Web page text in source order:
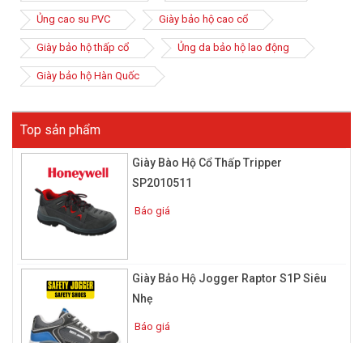
toàn mới cho những đôi giày bảo hộ lao động. Và hầu hết
những dòng giày bày đều được nhập khẩu từ những thương hiệu
nổi tiếng ở nước ngoài.
Giày bảo hộ thể thao được thiết kế với các gam màu sắc đa
dạng và có trọng lượng nhẹ. Nhưng không vì thế mà thiết bị bảo
hộ này không có khả năng bảo hộ cơ bản cho đôi chân người
Ủng cao su PVC Giày bảo hộ cao cổ
Giày bảo hộ thấp cổ Ủng da bảo hộ lao động
Giày bảo hộ Hàn Quốc
Top sản phẩm
Giày Bào Hộ Cổ Thấp Tripper
SP2010511
Báo giá
Giày Bảo Hộ Jogger Raptor S1P Siêu
Nhẹ
Báo giá